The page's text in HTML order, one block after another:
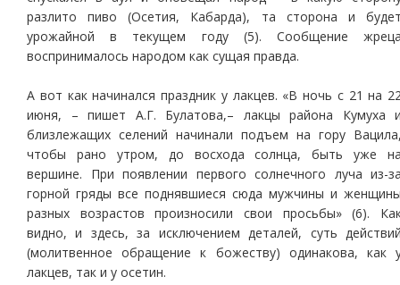
разлито пиво (Осетия, Кабарда), та сторона и
урожайной в текущем году (5). Сообщение
воспринималось народом как сущая правда.
А вот как начинался праздник у лакцев. «В ночь с 21 на
июня, – пишет А.Г. Булатова,– лакцы района Кумуха
близлежащих селений начинали подъем на гору
чтобы рано утром, до восхода солнца, быть уже
вершине. При появлении первого солнечного луча из-
горной гряды все поднявшиеся сюда мужчины и
разных возрастов произносили свои просьбы» (6).
видно, и здесь, за исключением деталей, суть
(молитвенное обращение к божеству) одинакова, как
лакцев, так и у осетин.